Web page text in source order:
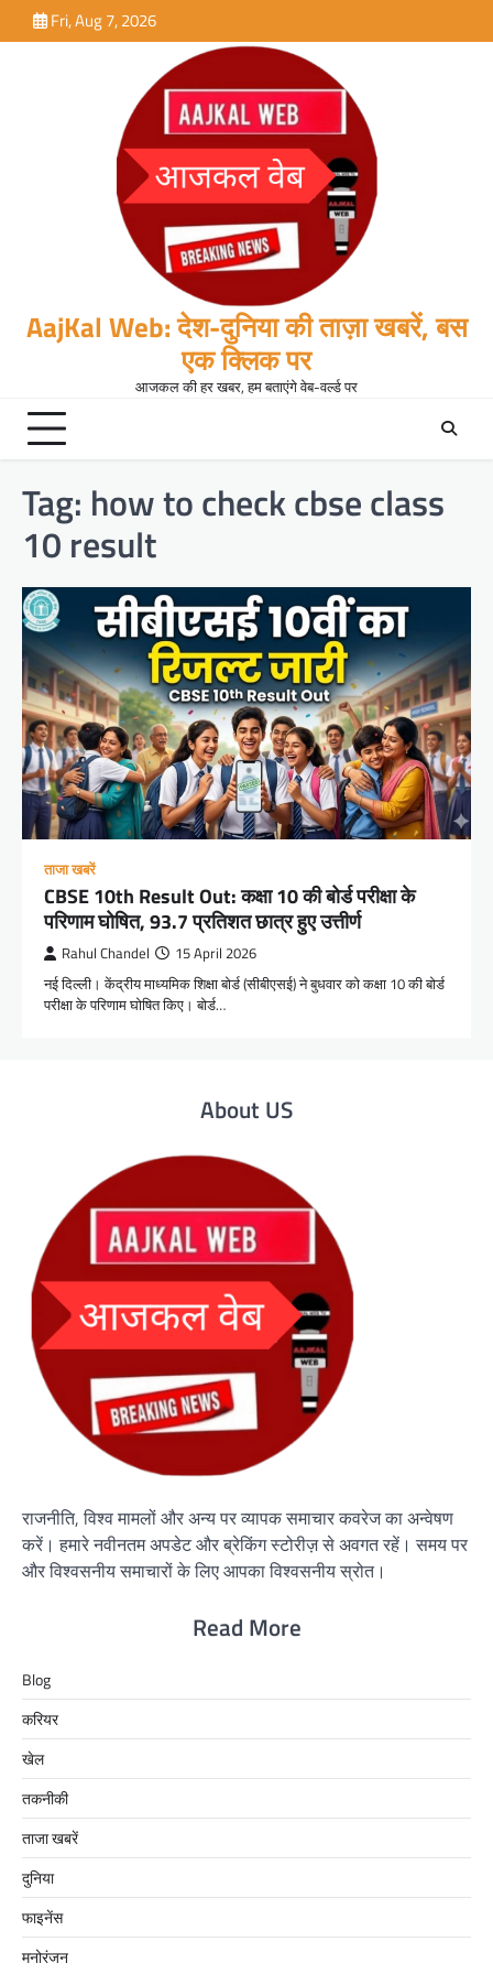
to
Fri, Aug 7, 2026
AajKal Web: देश-दुनिया की ताज़ा खबरें, बस
एक क्लिक पर
आजकल की हर खबर, हम बताएंगे वेब-वर्ल्ड पर
Tag: how to check cbse class
10 result
ताजा खबरें
CBSE 10th Result Out: कक्षा 10 की बोर्ड परीक्षा के
परिणाम घोषित, 93.7 प्रतिशत छात्र हुए उत्तीर्ण
Rahul Chandel 15 April 2026
नई दिल्ली। केंद्रीय माध्यमिक शिक्षा बोर्ड (सीबीएसई) ने बुधवार को कक्षा 10 की बोर्ड
परीक्षा के परिणाम घोषित किए। बोर्ड…
About US
राजनीति, विश्व मामलों और अन्य पर व्यापक समाचार कवरेज का अन्वेषण
करें। हमारे नवीनतम अपडेट और ब्रेकिंग स्टोरीज़ से अवगत रहें। समय पर
और विश्वसनीय समाचारों के लिए आपका विश्वसनीय स्रोत।
Read More
Blog
करियर
खेल
तकनीकी
ताजा खबरें
दुनिया
फाइनेंस
मनोरंजन